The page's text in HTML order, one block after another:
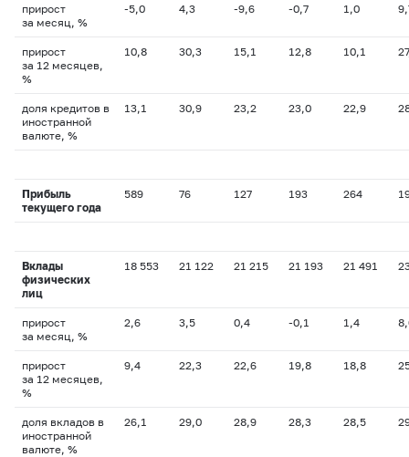
прирост
за месяц, %
-5,0 4,3 -9,6 -0,7 1,0
прирост
за 12 месяцев,
%
10,8 30,3 15,1 12,8 10,1
доля кредитов в
иностранной
валюте, %
13,1 30,9 23,2 23,0 22,9
Прибыль
текущего года
589 76 127 193 264
Вклады
физических
лиц
18 553 21 122 21 215 21 193 21 491
прирост
за месяц, %
2,6 3,5 0,4 -0,1 1,4
прирост
за 12 месяцев,
%
9,4 22,3 22,6 19,8 18,8
доля вкладов в
иностранной
валюте, %
26,1 29,0 28,9 28,3 28,5